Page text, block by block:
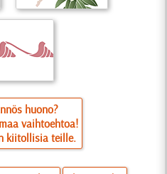
huono?
vaihtoehtoa!
kiitollisia teille.